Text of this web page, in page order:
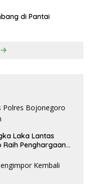
di Pantai
Laka Lantas
Raih Penghargaan